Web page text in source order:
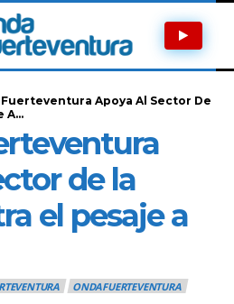
Fuerteventura Apoya Al Sector De
A...
de la
el pesaje a
ONDAFUERTEVENTURA